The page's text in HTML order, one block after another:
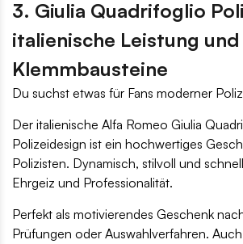
3. Giulia Quadrifoglio
italienische Leistung und
Klemmbausteine
Du suchst etwas für Fans moderner
Der italienische Alfa Romeo Giulia
Polizeidesign ist ein hochwertiges
Polizisten. Dynamisch, stilvoll und
Ehrgeiz und Professionalität.
Perfekt als motivierendes Geschenk
Prüfungen oder Auswahlverfahren.